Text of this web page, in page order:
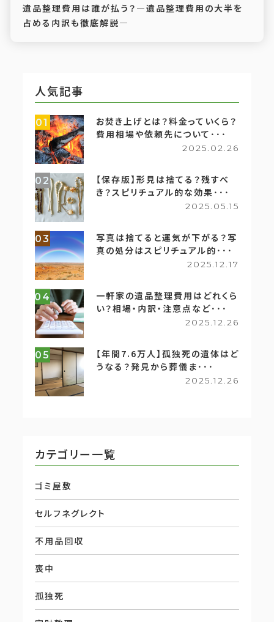
遺品整理費用は誰が払う？―遺品整理費用の大半を
占める内訳も徹底解説―
人気記事
01
お焚き上げとは？料金っていくら？
費用相場や依頼先について･･･
2025.02.26
02
【保存版】形見は捨てる？残すべ
き？スピリチュアル的な効果･･･
2025.05.15
03
写真は捨てると運気が下がる？写
真の処分はスピリチュアル的･･･
2025.12.17
04
一軒家の遺品整理費用はどれくら
い？相場・内訳・注意点など･･･
2025.12.26
05
【年間7.6万人】孤独死の遺体はど
うなる？発見から葬儀ま･･･
2025.12.26
カテゴリー一覧
ゴミ屋敷
セルフネグレクト
不用品回収
喪中
孤独死